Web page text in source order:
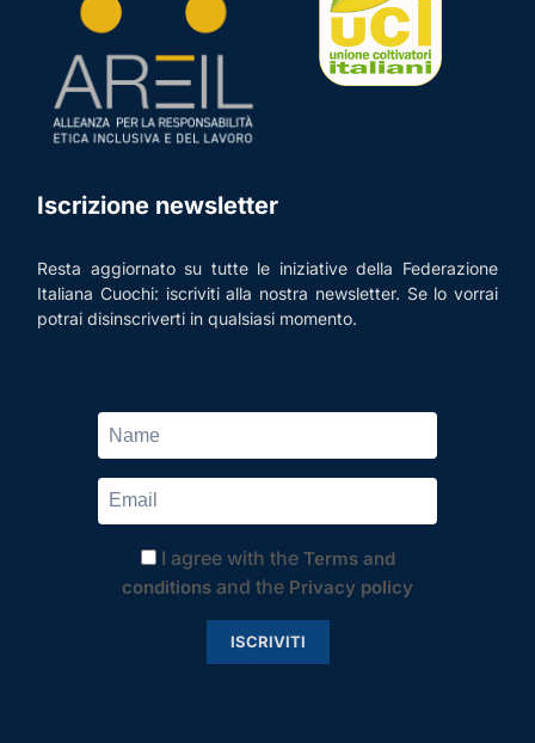
Iscrizione newsletter
Resta aggiornato su tutte le iniziative della Federazione
Italiana Cuochi: iscriviti alla nostra newsletter. Se lo vorrai
potrai disinscriverti in qualsiasi momento.
I agree with the Terms and
conditions and the Privacy policy
ISCRIVITI